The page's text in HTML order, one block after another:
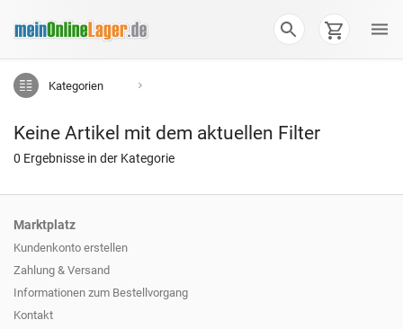
Kategorien
Keine Artikel mit dem aktuellen Filter
0 Ergebnisse in der Kategorie
Marktplatz
Kundenkonto erstellen
Zahlung & Versand
Informationen zum Bestellvorgang
Kontakt